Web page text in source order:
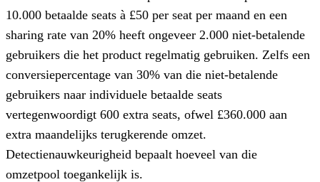
10.000 betaalde seats à £50 per seat per maand en een
sharing rate van 20% heeft ongeveer 2.000 niet-betalende
gebruikers die het product regelmatig gebruiken. Zelfs een
conversiepercentage van 30% van die niet-betalende
gebruikers naar individuele betaalde seats
vertegenwoordigt 600 extra seats, ofwel £360.000 aan
extra maandelijks terugkerende omzet.
Detectienauwkeurigheid bepaalt hoeveel van die
omzetpool toegankelijk is.